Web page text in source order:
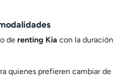
de renting Kia con la duración
quienes prefieren cambiar de